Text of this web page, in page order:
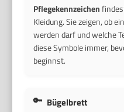
Pflegekennzeichen
Kleidung. Sie zeigen, ob
werden darf und welche
diese Symbole immer,
beginnst.
Bügelbrett